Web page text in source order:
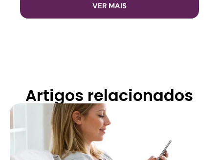
VER MAIS
Artigos relacionados